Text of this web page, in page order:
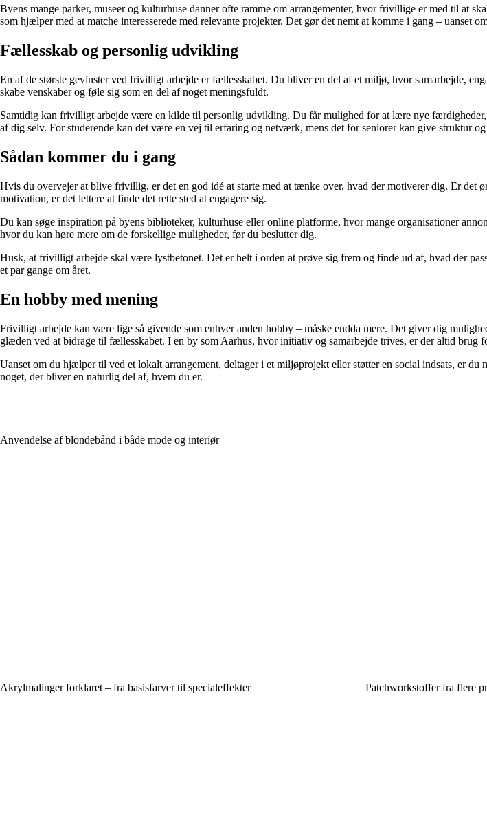
Byens mange parker, museer og kulturhuse danner ofte ramme om arrangementer, hvor frivillige er med til at
som hjælper med at matche interesserede med relevante projekter. Det gør det nemt at komme i gang – uanset
Fællesskab og personlig udvikling
En af de største gevinster ved frivilligt arbejde er fællesskabet. Du bliver en del af et miljø, hvor samarbejde,
skabe venskaber og føle sig som en del af noget meningsfuldt.
Samtidig kan frivilligt arbejde være en kilde til personlig udvikling. Du får mulighed for at lære nye
af dig selv. For studerende kan det være en vej til erfaring og netværk, mens det for seniorer kan give struktur
Sådan kommer du i gang
Hvis du overvejer at blive frivillig, er det en god idé at starte med at tænke over, hvad der motiverer dig. Er
motivation, er det lettere at finde det rette sted at engagere sig.
Du kan søge inspiration på byens biblioteker, kulturhuse eller online platforme, hvor mange organisationer
hvor du kan høre mere om de forskellige muligheder, før du beslutter dig.
Husk, at frivilligt arbejde skal være lystbetonet. Det er helt i orden at prøve sig frem og finde ud af, hvad der
et par gange om året.
En hobby med mening
Frivilligt arbejde kan være lige så givende som enhver anden hobby – måske endda mere. Det giver dig
glæden ved at bidrage til fællesskabet. I en by som Aarhus, hvor initiativ og samarbejde trives, er der altid brug
Uanset om du hjælper til ved et lokalt arrangement, deltager i et miljøprojekt eller støtter en social indsats, er
noget, der bliver en naturlig del af, hvem du er.
Anvendelse af blondebånd i både mode og interiør
Akrylmalinger forklaret – fra basisfarver til specialeffekter Patchworkstoffer fra flere